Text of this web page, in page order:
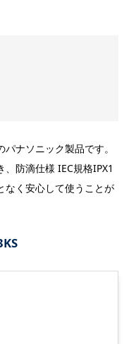
ナソニック製品です。
防滴仕様 IEC規格IPX1
なく安心して使うことが